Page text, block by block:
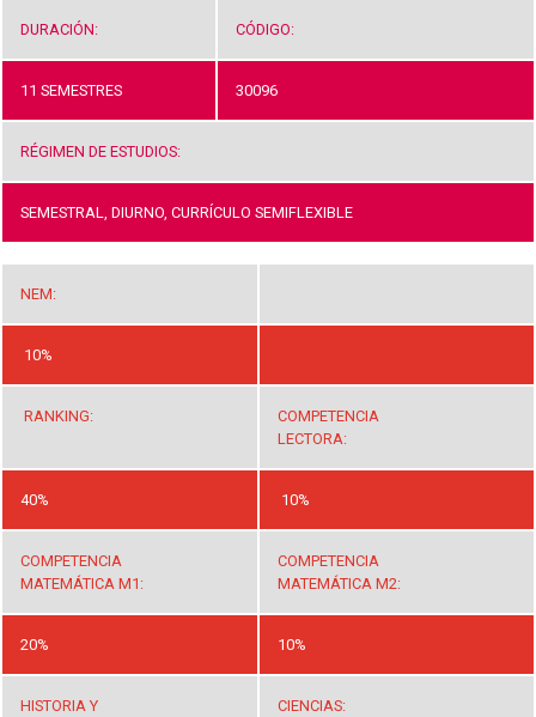
DURACIÓN: CÓDIGO:
11 SEMESTRES 30096
RÉGIMEN DE ESTUDIOS:
SEMESTRAL, DIURNO, CURRÍCULO SEMIFLEXIBLE
NEM:
10%
RANKING:
COMPETENCIA
LECTORA:
40% 10%
COMPETENCIA
MATEMÁTICA M1:
COMPETENCIA
MATEMÁTICA M2:
20% 10%
HISTORIA Y
CIENCIAS: